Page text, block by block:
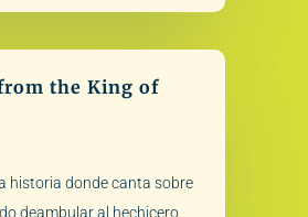
the King of
historia donde canta sobre
deambular al hechicero